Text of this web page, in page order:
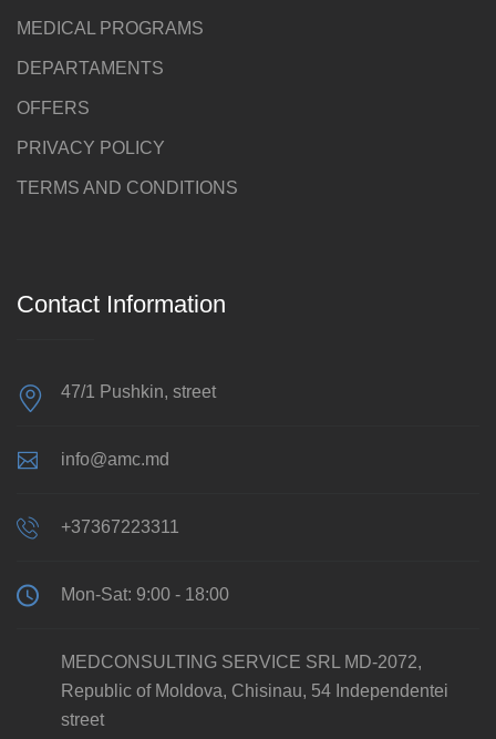
MEDICAL PROGRAMS
DEPARTAMENTS
OFFERS
PRIVACY POLICY
TERMS AND CONDITIONS
Contact Information
47/1 Pushkin, street
info@amc.md
+37367223311
Mon-Sat: 9:00 - 18:00
MEDCONSULTING SERVICE SRL MD-2072,
Republic of Moldova, Chisinau, 54 Independentei
street